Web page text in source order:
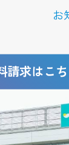
お
請求はこ